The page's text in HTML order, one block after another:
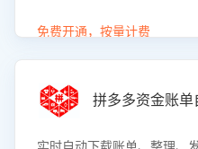
购买意向，深度洞察决策动
度、客服转化能力及销售业
免费开通，按量计费
拼多多资金账单